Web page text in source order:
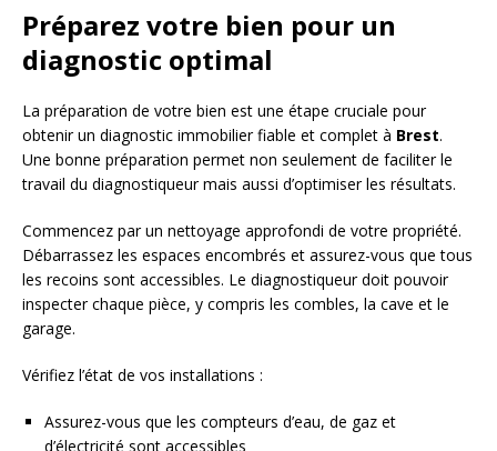
Préparez votre bien pour un
diagnostic optimal
La préparation de votre bien est une étape cruciale pour
obtenir un diagnostic immobilier fiable et complet à Brest.
Une bonne préparation permet non seulement de faciliter le
travail du diagnostiqueur mais aussi d’optimiser les résultats.
Commencez par un nettoyage approfondi de votre propriété.
Débarrassez les espaces encombrés et assurez-vous que tous
les recoins sont accessibles. Le diagnostiqueur doit pouvoir
inspecter chaque pièce, y compris les combles, la cave et le
garage.
Vérifiez l’état de vos installations :
Assurez-vous que les compteurs d’eau, de gaz et
d’électricité sont accessibles